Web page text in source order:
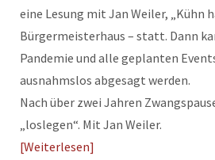
eine Lesung mit Jan Weiler, „Kühn
Bürgermeisterhaus – statt. Dann
Pandemie und alle geplanten
ausnahmslos abgesagt werden.
Nach über zwei Jahren
„loslegen“. Mit Jan Weiler.
Weiterlesen